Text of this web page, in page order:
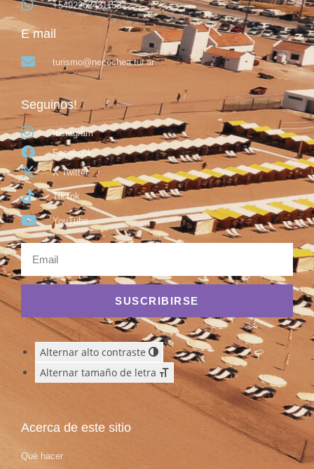
+5492262431153
E mail
turismo@necochea.tur.ar
Seguinos!
Instagram
Facebook
X Twitter
TikTok
YouTube
SUSCRIBIRSE
Alternar alto contraste
Alternar tamaño de letra
Acerca de este sitio
Qué hacer